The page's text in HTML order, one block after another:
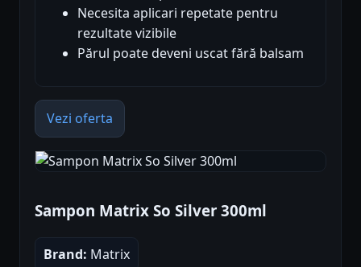
Necesita aplicari repetate pentru
rezultate vizibile
Părul poate deveni uscat fără balsam
Vezi oferta
Sampon Matrix So Silver 300ml
Brand: Matrix